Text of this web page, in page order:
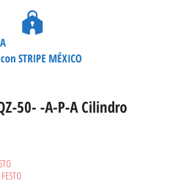
STRIPE MÉXICO
50- -A-P-A Cilindro